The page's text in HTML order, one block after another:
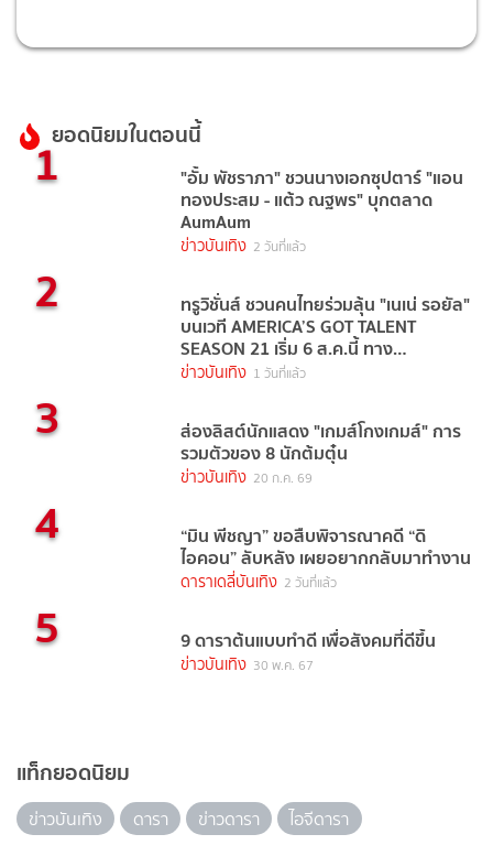
ยอดนิยมในตอนนี้
1 "อั้ม พัชราภา" ชวนนางเอกซุปตาร์ "แอน
ทองประสม - แต้ว ณฐพร" บุกตลาด
AumAum
ข่าวบันเทิง 2 วันที่แล้ว
2 ทรูวิชั่นส์ ชวนคนไทยร่วมลุ้น "เนเน่ รอยัล"
บนเวที AMERICA’S GOT TALENT
SEASON 21 เริ่ม 6 ส.ค.นี้ ทาง
TrueVisions NOW
ข่าวบันเทิง 1 วันที่แล้ว
3 ส่องลิสต์นักแสดง "เกมส์โกงเกมส์" การ
รวมตัวของ 8 นักต้มตุ๋น
ข่าวบันเทิง 20 ก.ค. 69
4 “มิน พีชญา” ขอสืบพิจารณาคดี “ดิ
ไอคอน” ลับหลัง เผยอยากกลับมาทำงาน
ดาราเดลี่บันเทิง 2 วันที่แล้ว
5 9 ดาราต้นแบบทำดี เพื่อสังคมที่ดีขึ้น
ข่าวบันเทิง 30 พ.ค. 67
แท็กยอดนิยม
ข่าวบันเทิง ดารา ข่าวดารา
ไอจีดารา